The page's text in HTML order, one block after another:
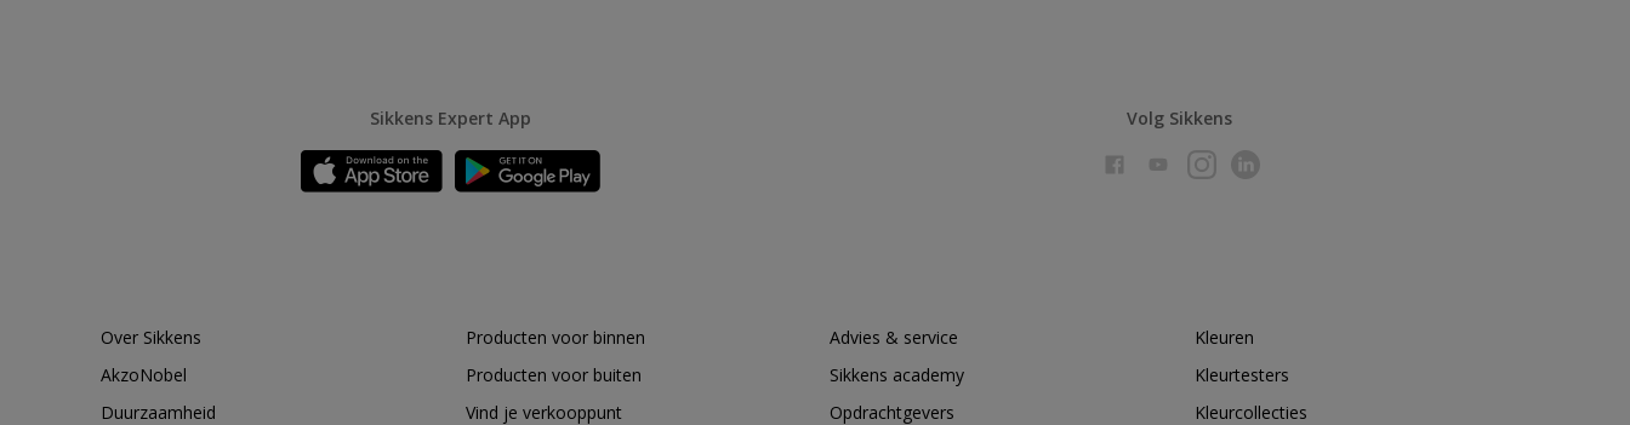
Sikkens Expert App Volg Sikkens
Over Sikkens
AkzoNobel
Duurzaamheid
Producten voor binnen
Producten voor buiten
Vind je verkooppunt
Advies & service
Sikkens academy
Opdrachtgevers
Kleuren
Kleurtesters
Kleurcollecties